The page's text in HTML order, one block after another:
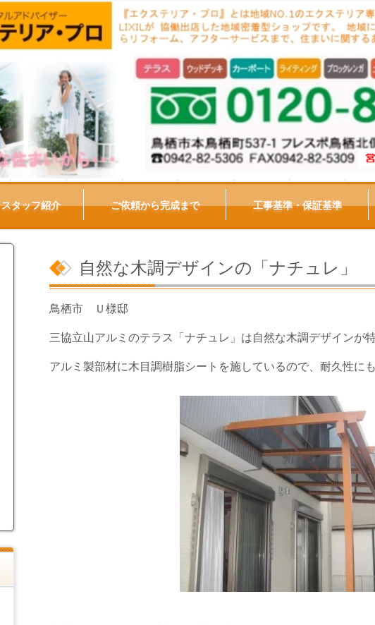
スタッフ紹介 ご依頼から完成まで 工事基準・保証基準
自然な木調デザインの「ナチュレ」
鳥栖市 Ｕ様邸
三協立山アルミのテラス「ナチュレ」は自然な木調デザインが特
アルミ製部材に木目調樹脂シートを施しているので、耐久性に